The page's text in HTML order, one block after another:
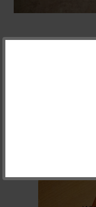
Зніміть її з